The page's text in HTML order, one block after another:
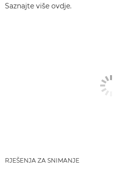
Saznajte više ovdje.
RJEŠENJA ZA SNIMANJE